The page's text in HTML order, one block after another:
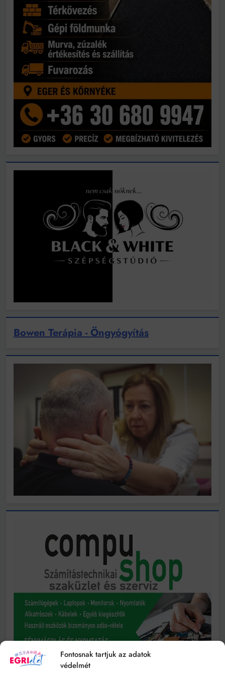
Fontosnak tartjuk az adatok
védelmét
Bowen Terápia - Öngyógyítás